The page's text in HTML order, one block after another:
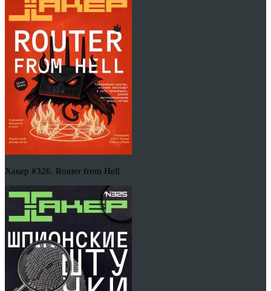
Хакер #326. Router from Hell